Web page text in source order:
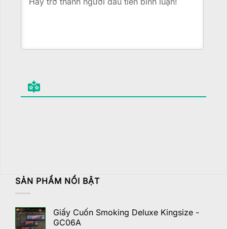
SẢN PHẨM NỔI BẬT
Giấy Cuốn Smoking Deluxe Kingsize -
GC06A